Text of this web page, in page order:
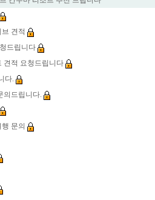
견적
드립니다
견적 요청드립니다
다.
의드립니다.
문의